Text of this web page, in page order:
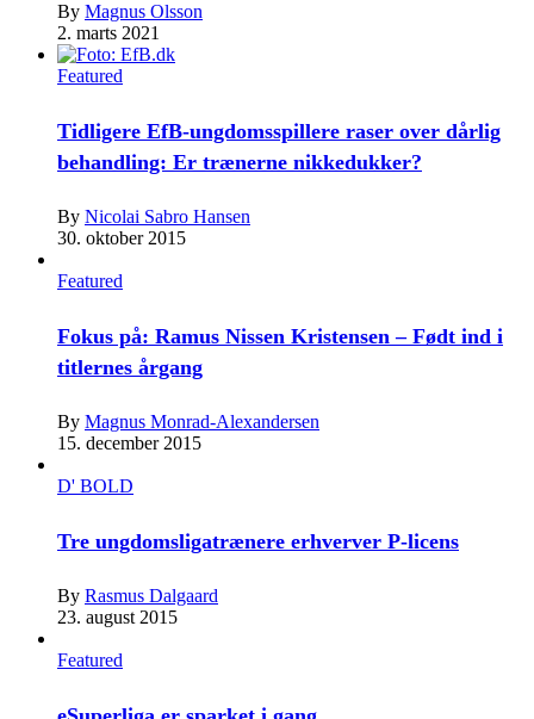
By Magnus Olsson
2. marts 2021
Featured
Tidligere EfB-ungdomsspillere raser over dårlig
behandling: Er trænerne nikkedukker?
By Nicolai Sabro Hansen
30. oktober 2015
Featured
Fokus på: Ramus Nissen Kristensen – Født ind i
titlernes årgang
By Magnus Monrad-Alexandersen
15. december 2015
D' BOLD
Tre ungdomsligatrænere erhverver P-licens
By Rasmus Dalgaard
23. august 2015
Featured